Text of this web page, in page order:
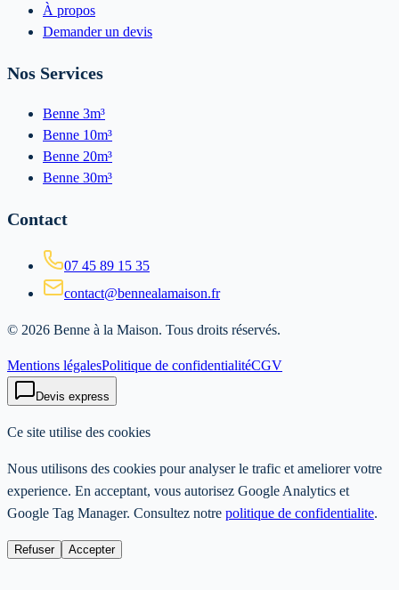
À propos
Demander un devis
Nos Services
Benne 3m³
Benne 10m³
Benne 20m³
Benne 30m³
Contact
07 45 89 15 35
contact@bennealamaison.fr
© 2026 Benne à la Maison. Tous droits réservés.
Mentions légalesPolitique de confidentialitéCGV
Devis express
Ce site utilise des cookies
Nous utilisons des cookies pour analyser le trafic et ameliorer votre
experience. En acceptant, vous autorisez Google Analytics et
Google Tag Manager. Consultez notre politique de confidentialite.
Refuser Accepter